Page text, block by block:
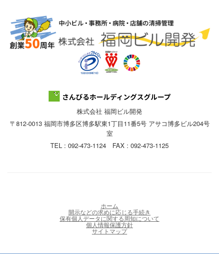
株式会社 福岡ビル開発
〒812-0013 福岡市博多区博多駅東1丁目11番5号 アサコ博多ビル204号
室
TEL : 092-473-1124 FAX : 092-473-1125
ホーム
開示などの求めに応じる手続き
保有個人データに関する周知について
個人情報保護方針
サイトマップ